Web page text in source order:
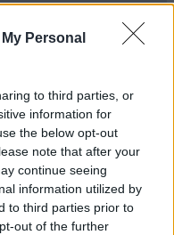
Personal
to third parties, or
information for
the below opt-out
note that after your
continue seeing
information utilized by
to third parties prior to
out of the further